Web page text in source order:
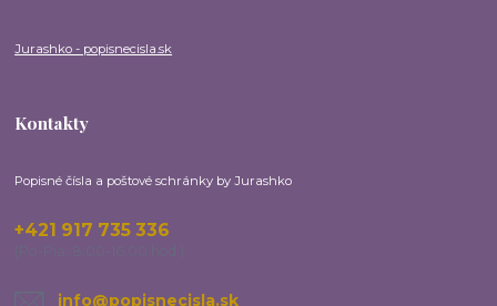
Jurashko - popisnecisla.sk
Kontakty
Popisné čísla a poštové schránky by Jurashko
+421 917 735 336
info@popisnecisla.sk